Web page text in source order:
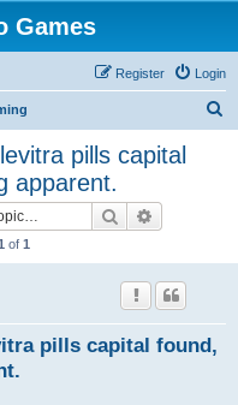
Games
Login
Register
pills capital
apparent.
Search
of 1
pills capital found,